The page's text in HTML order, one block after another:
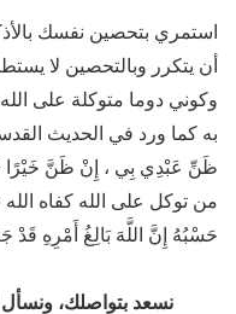
استمري بتحصين نفسك
أن يتكرر وبالتحصين لا
وكوني دوما متوكلة على
به كما ورد في الحديث
ظَنِّ عَبْدِي بِي ، إِنْ ظَنَّ خَيْرًا
من توكل على الله كفاه
حَسْبُهُ إِنَّ اللَّهَ بَالِغُ أَمْرِهِ
نسعد بتواصلك، ونسأل